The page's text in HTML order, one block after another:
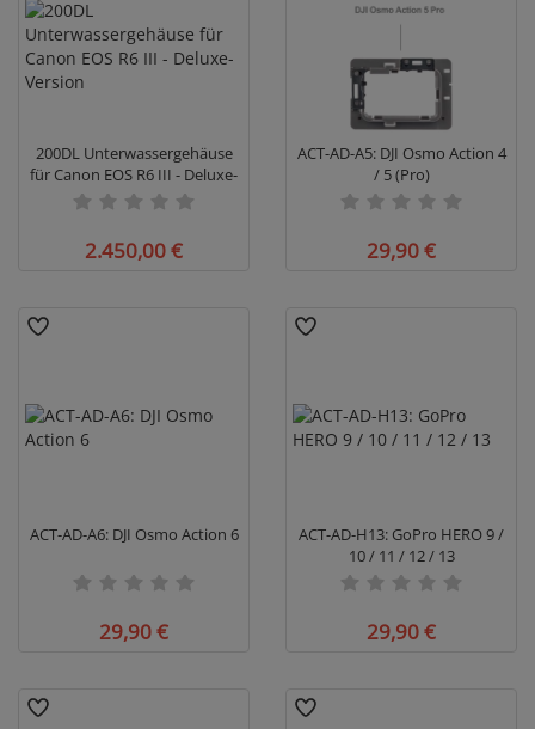
200DL Unterwassergehäuse
für Canon EOS R6 III - Deluxe-
Version
2.450,00 €
ACT-AD-A5: DJI Osmo Action 4
/ 5 (Pro)
29,90 €
ACT-AD-A6: DJI Osmo Action 6
29,90 €
ACT-AD-H13: GoPro HERO 9 /
10 / 11 / 12 / 13
29,90 €